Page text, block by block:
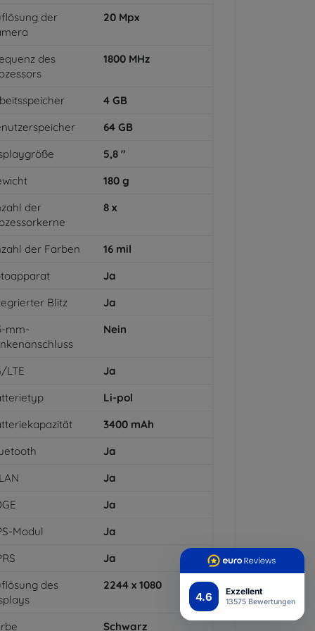
4.6 Exzellent
13575 Bewertungen
der
20 Mpx
des
1800 MHz
4 GB
64 GB
5,8 "
180 g
der
8 x
der Farben 16 mil
Ja
Blitz
Ja
mm-
Nein
LTE
Ja
Li-pol
3400 mAh
Ja
Ja
Ja
Modul
Ja
Ja
des
2244 x 1080
Schwarz